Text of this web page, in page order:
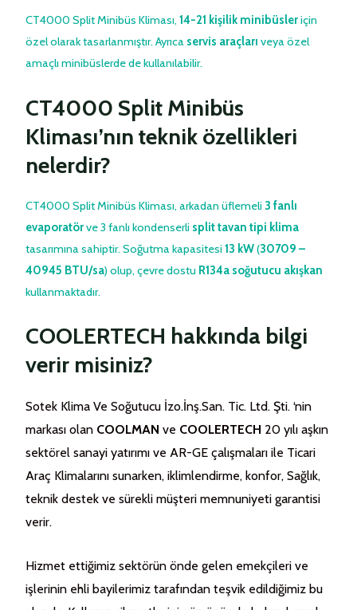
CT4000 Split Minibüs Kliması,14-21 kişilik minibüsleriçin
özel olarak tasarlanmıştır. Ayrıca servis araçları veya özel
amaçlı minibüslerde de kullanılabilir.
CT4000 Split Minibüs
Kliması’nın teknik özellikleri
nelerdir?
CT4000 Split Minibüs Kliması, arkadan üflemeli 3 fanlı
evaporatörve 3 fanlı kondenserli split tavan tipi klima
tasarımına sahiptir. Soğutma kapasitesi13 kW(30709 –
40945 BTU/sa) olup, çevre dostu R134a soğutucu akışkan
kullanmaktadır.
COOLERTECH hakkında bilgi
verir misiniz?
Sotek Klima Ve Soğutucu İzo.İnş.San. Tic. Ltd. Şti. ‘nin
markası olan COOLMAN ve COOLERTECH 20 yılı aşkın
sektörel sanayi yatırımı ve AR-GE çalışmaları ile Ticari
Araç Klimalarını sunarken, iklimlendirme, konfor, Sağlık,
teknik destek ve sürekli müşteri memnuniyeti garantisi
verir.
Hizmet ettiğimiz sektörün önde gelen emekçileri ve
işlerinin ehli bayilerimiz tarafından teşvik edildiğimiz bu